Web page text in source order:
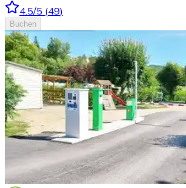
4.5/5 (49)
Buchen